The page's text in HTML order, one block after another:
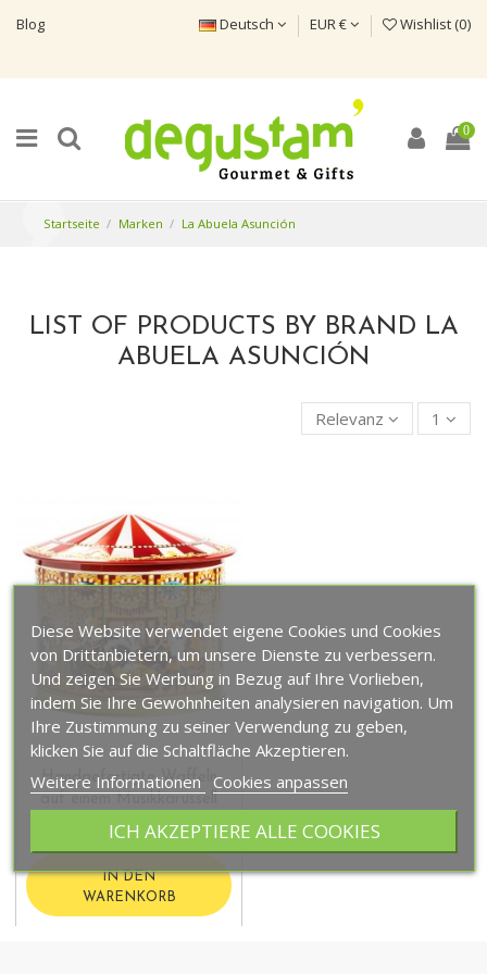
Blog Deutsch EUR € Wishlist (0)
0
Startseite Marken La Abuela Asunción
LIST OF PRODUCTS BY BRAND LA
ABUELA ASUNCIÓN
Relevanz 1
Handgefertigte Waffeln
23,90 €
IN DEN
WARENKORB
Diese Website verwendet eigene Cookies und Cookies
von Drittanbietern, um unsere Dienste zu verbessern.
Und zeigen Sie Werbung in Bezug auf Ihre Vorlieben,
indem Sie Ihre Gewohnheiten analysieren navigation. Um
Ihre Zustimmung zu seiner Verwendung zu geben,
klicken Sie auf die Schaltfläche Akzeptieren.
Weitere Informationen Cookies anpassen
ICH AKZEPTIERE ALLE COOKIES